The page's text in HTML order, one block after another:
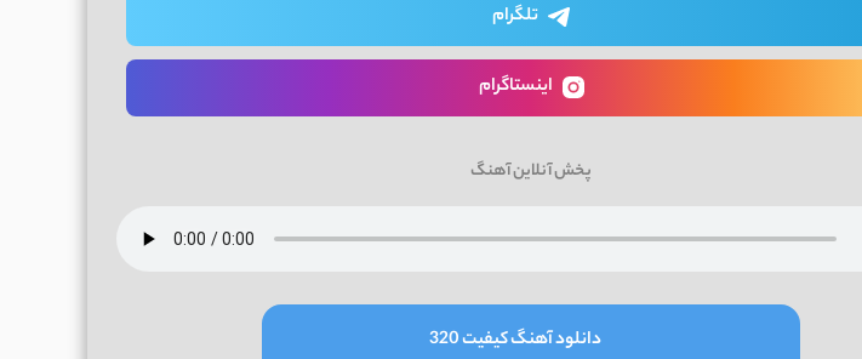
تلگرام
اینستاگرام
پخش آنلاین آهنگ
دانلود آهنگ کیفیت 320